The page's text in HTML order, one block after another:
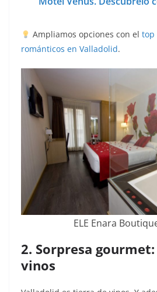
Ampliamos opciones con el top
románticos en Valladolid.
ELE Enara
2. Sorpresa
vinos